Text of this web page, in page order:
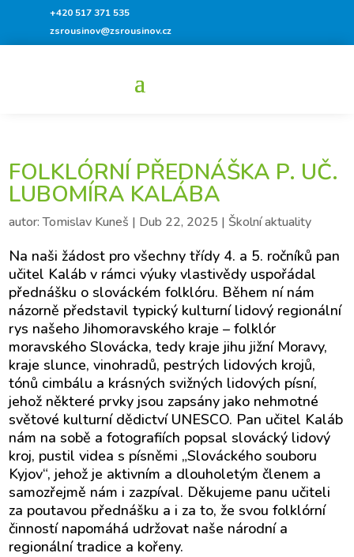
+420 517 371 535
zsrousinov@zsrousinov.cz
FOLKLÓRNÍ PŘEDNÁŠKA P. UČ.
LUBOMÍRA KALÁBA
autor:Tomislav Kuneš | Dub 22, 2025 | Školní aktuality
Na naši žádost pro všechny třídy 4. a 5. ročníků pan
učitel Kaláb v rámci výuky vlastivědy uspořádal
přednášku o slováckém folklóru. Během ní nám
názorně představil typický kulturní lidový regionální
rys našeho Jihomoravského kraje – folklór
moravského Slovácka, tedy kraje jihu jižní Moravy,
kraje slunce, vinohradů, pestrých lidových krojů,
tónů cimbálu a krásných svižných lidových písní,
jehož některé prvky jsou zapsány jako nehmotné
světové kulturní dědictví UNESCO. Pan učitel Kaláb
nám na sobě a fotografiích popsal slovácký lidový
kroj, pustil videa s písněmi „Slováckého souboru
Kyjov“, jehož je aktivním a dlouholetým členem a
samozřejmě nám i zazpíval. Děkujeme panu učiteli
za poutavou přednášku a i za to, že svou folklórní
činností napomáhá udržovat naše národní a
regionální tradice a kořeny.